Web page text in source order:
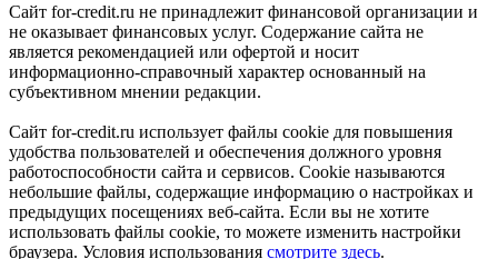
Сайт for-credit.ru не принадлежит финансовой организации и
не оказывает финансовых услуг. Содержание сайта не
является рекомендацией или офертой и носит
информационно-справочный характер основанный на
субъективном мнении редакции.
Сайт for-credit.ru использует файлы cookie для повышения
удобства пользователей и обеспечения должного уровня
работоспособности сайта и сервисов. Cookie называются
небольшие файлы, содержащие информацию о настройках и
предыдущих посещениях веб-сайта. Если вы не хотите
использовать файлы cookie, то можете изменить настройки
браузера. Условия использования смотрите здесь.